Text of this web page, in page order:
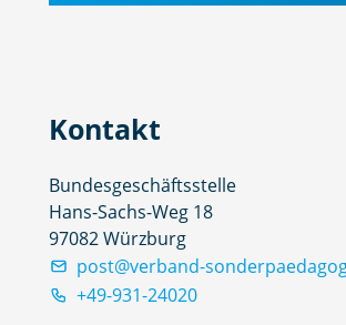
Kontakt
Bundesgeschäftsstelle
Hans-Sachs-Weg 18
97082 Würzburg
post@verband-
+49-931-24020